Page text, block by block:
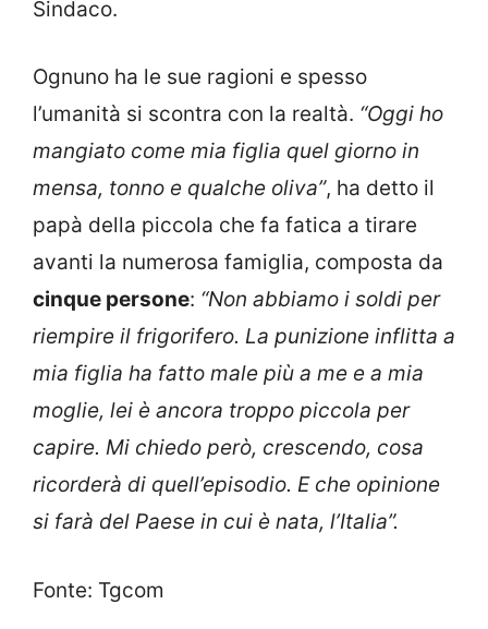
Sindaco.
Ognuno ha le sue ragioni e spesso
l’umanità si scontra con la realtà. “Oggi ho
mangiato come mia figlia quel giorno in
mensa, tonno e qualche oliva”, ha detto il
papà della piccola che fa fatica a tirare
avanti la numerosa famiglia, composta da
cinque persone: “Non abbiamo i soldi per
riempire il frigorifero. La punizione inflitta a
mia figlia ha fatto male più a me e a mia
moglie, lei è ancora troppo piccola per
capire. Mi chiedo però, crescendo, cosa
ricorderà di quell’episodio. E che opinione
si farà del Paese in cui è nata, l’Italia”.
Fonte: Tgcom